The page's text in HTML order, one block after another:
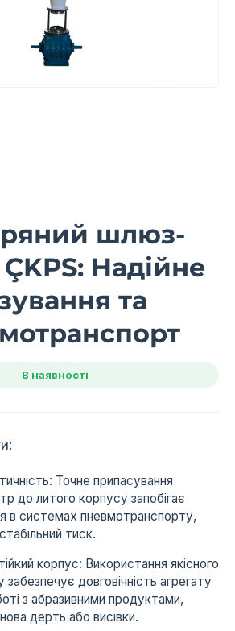
шлюз-
Надійне
та
В наявності
Точне припасування
до литого корпусу запобігає
в системах пневмотранспорту,
тиск.
корпус: Використання якісного
довговічність агрегату
з абразивними продуктами,
дерть або висівки.